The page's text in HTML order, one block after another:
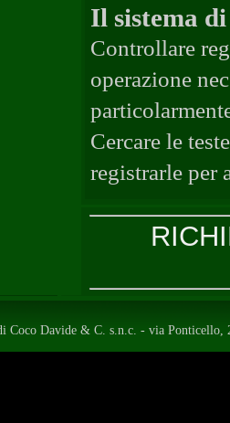
Il sistema
Controllare
operazione
Cercare le
registrarle per
Coco Davide & C. s.n.c. - via